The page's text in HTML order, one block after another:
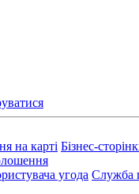
на карті Бізнес-
угода Служба